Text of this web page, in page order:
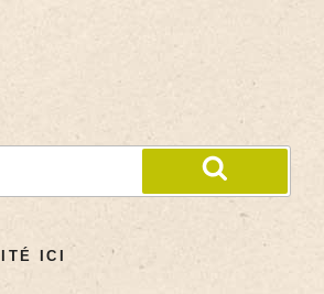
ICI